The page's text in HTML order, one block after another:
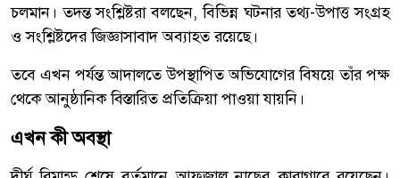
চলমান। তদন্ত সংশ্লিষ্টরা বলছেন, বিভিন্ন ঘটনার তথ্য-উপাত্ত সংগ্রহ
ও সংশ্লিষ্টদের জিজ্ঞাসাবাদ অব্যাহত রয়েছে।
তবে এখন পর্যন্ত আদালতে উপস্থাপিত অভিযোগের বিষয়ে তাঁর পক্ষ
থেকে আনুষ্ঠানিক বিস্তারিত প্রতিক্রিয়া পাওয়া যায়নি।
এখন কী অবস্থা